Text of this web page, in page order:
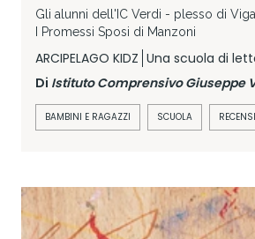
Gli alunni dell'IC Verdi - plesso di
I Promessi Sposi di Manzoni
ARCIPELAGO KIDZ Una scuola di
Di Istituto Comprensivo Giuseppe
BAMBINI E RAGAZZI SCUOLA